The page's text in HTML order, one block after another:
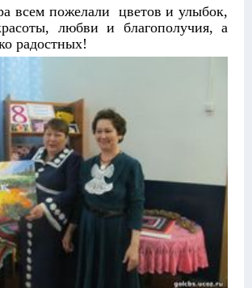
всем пожелали цветов и улыбок,
любви и благополучия, а
радостных!